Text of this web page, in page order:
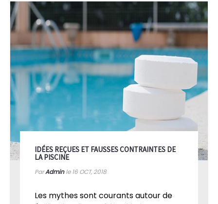
IDÉES REÇUES ET FAUSSES CONTRAINTES DE
LA PISCINE
ParAdminle 16 OCT, 2018
Les mythes sont courants autour de